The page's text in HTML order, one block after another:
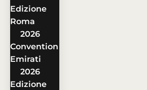
Edizione
Roma
2026
Convention
Emirati
2026
Edizione